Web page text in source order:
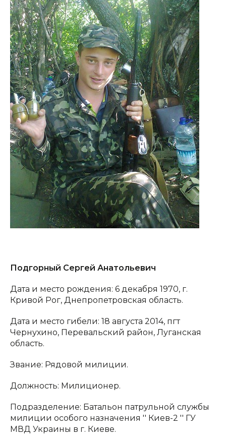
Подгорный Сергей Анатольевич
Дата и место рождения: 6 декабря 1970, г.
Кривой Рог, Днепропетровская область.
Дата и место гибели: 18 августа 2014, пгт
Чернухино, Перевальский район, Луганская
область.
Звание: Рядовой милиции.
Должность: Милиционер.
Подразделение: Батальон патрульной службы
милиции особого назначения '' Киев-2 '' ГУ
МВД Украины в г. Киеве.